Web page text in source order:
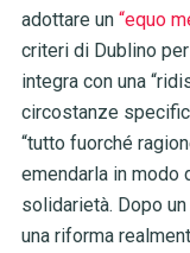
adottare un “equo
criteri di Dublino
integra con una
circostanze
“tutto fuorché
emendarla in modo
solidarietà. Dopo
una riforma